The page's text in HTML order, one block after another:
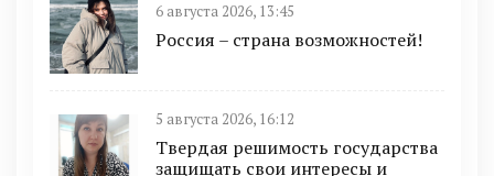
6 августа 2026, 13:45
Россия – страна возможностей!
5 августа 2026, 16:12
Твердая решимость государства
защищать свои интересы и